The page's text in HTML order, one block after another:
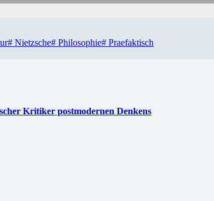
# Nietzsche# Philosophie# Praefaktisch
Kritiker postmodernen Denkens